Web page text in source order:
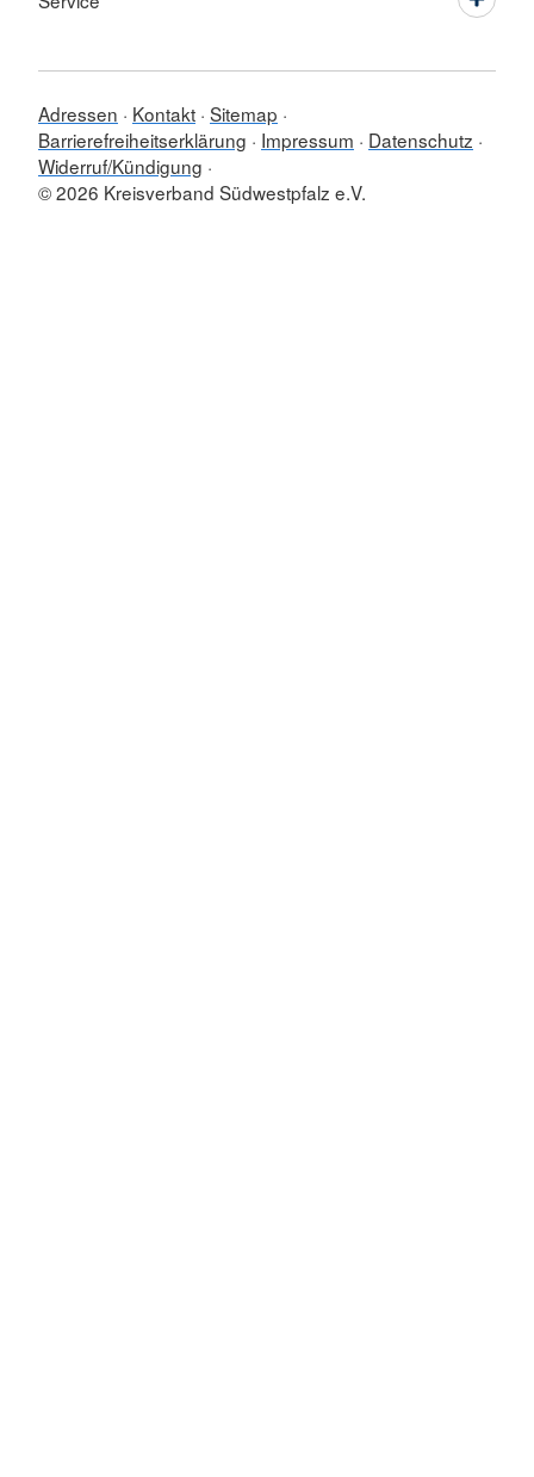
Adressen Kontakt Sitemap
Barrierefreiheitserklärung
Impressum
Datenschutz
Widerruf/Kündigung
© 2026 Kreisverband Südwestpfalz e.V.